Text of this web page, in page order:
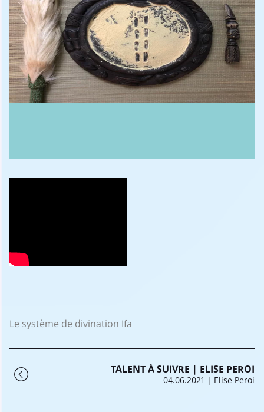
Le système de divination Ifa
TALENT À SUIVRE | ELISE PEROI
04.06.2021 | Elise Peroi